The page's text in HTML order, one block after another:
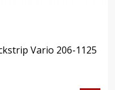
Vario 206-1125